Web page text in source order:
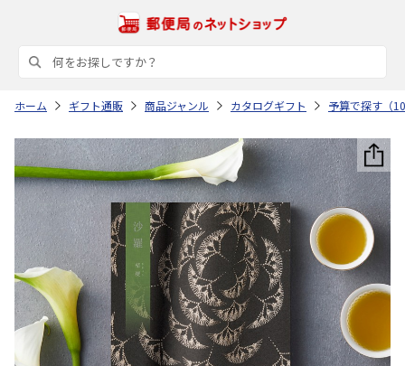
ホーム ギフト通販 商品ジャンル カタログギフト 予算で探す（